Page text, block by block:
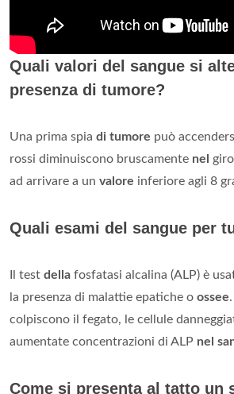
Quali valori del sangue si
presenza di tumore?
Una prima spia di tumore può
rossi diminuiscono bruscamente nel giro
ad arrivare a un valore inferiore agli 8
Quali esami del sangue per
Il test della fosfatasi alcalina (ALP) è
la presenza di malattie epatiche o ossee
colpiscono il fegato, le cellule
aumentate concentrazioni di ALP nel
Come si presenta al tatto un